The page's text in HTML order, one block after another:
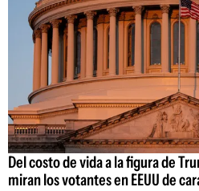
Del costo de vida a la figura de
miran los votantes en EEUU de